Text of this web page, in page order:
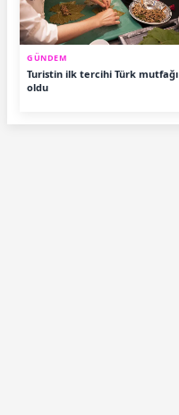
GÜNDEM
Turistin ilk tercihi Türk mutfağı
oldu